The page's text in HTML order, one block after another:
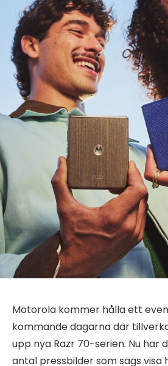
Motorola kommer hålla ett
kommande dagarna där
upp nya Razr 70-serien. Nu har
antal pressbilder som sägs visa